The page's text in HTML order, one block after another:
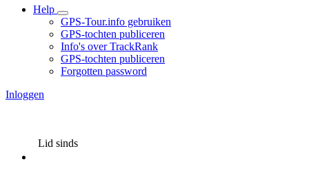
Help
GPS-Tour.info gebruiken
GPS-tochten publiceren
Info's over TrackRank
GPS-tochten publiceren
Forgotten password
Inloggen
Lid sinds